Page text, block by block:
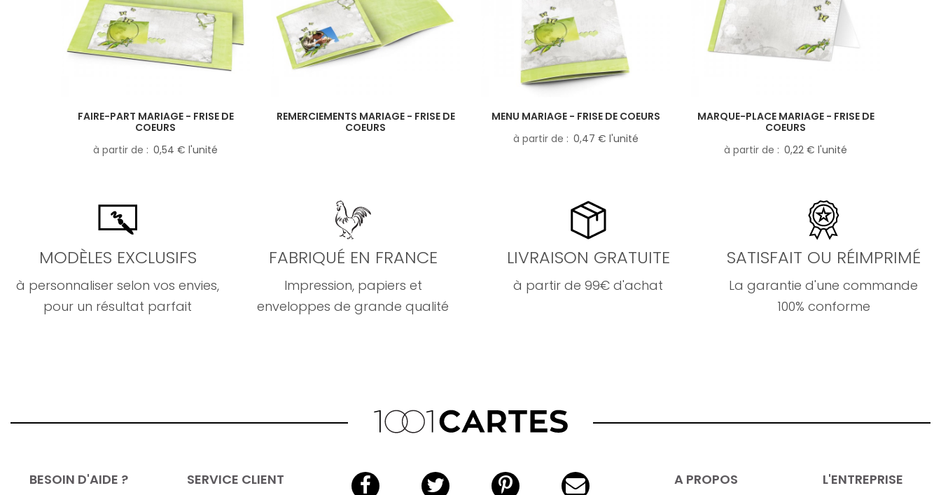
FAIRE-PART MARIAGE - FRISE DE
COEURS
à partir de
0,54 € l'unité
REMERCIEMENTS MARIAGE - FRISE DE
COEURS
MENU MARIAGE - FRISE DE COEURS
à partir de
0,47 € l'unité
MARQUE-PLACE MARIAGE - FRISE DE
COEURS
à partir de
0,22 € l'unité
MODÈLES EXCLUSIFS
à personnaliser selon vos envies,
pour un résultat parfait
FABRIQUÉ EN FRANCE
Impression, papiers et
enveloppes de grande qualité
LIVRAISON GRATUITE
à partir de 99€ d'achat
SATISFAIT OU RÉIMPRIMÉ
La garantie d'une commande
100% conforme
BESOIN D'AIDE ? SERVICE CLIENT A PROPOS L'ENTREPRISE